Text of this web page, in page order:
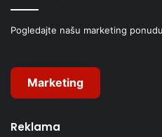
Pogledajte našu marketing
Marketing
Reklama